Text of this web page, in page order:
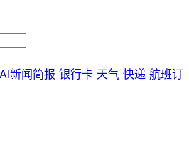
AI新闻简报 银行卡 天气 快递 航班订